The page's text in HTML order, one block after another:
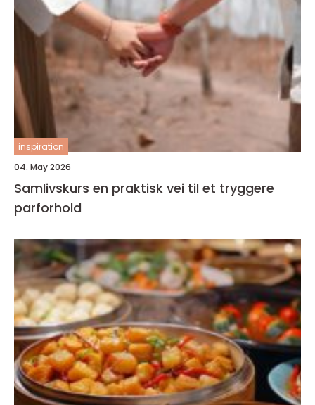
inspiration
04. May 2026
Samlivskurs en praktisk vei til et tryggere
parforhold